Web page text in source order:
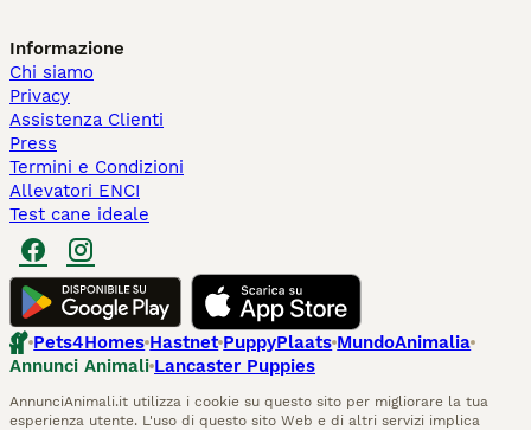
Informazione
Chi siamo
Privacy
Assistenza Clienti
Press
Termini e Condizioni
Allevatori ENCI
Test cane ideale
Pets4Homes Hastnet PuppyPlaats MundoAnimalia
Annunci Animali Lancaster Puppies
AnnunciAnimali.it utilizza i cookie su questo sito per migliorare la tua
esperienza utente. L'uso di questo sito Web e di altri servizi implica